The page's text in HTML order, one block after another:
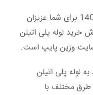
یکی دیگر از روش هایی که در سال 1401 برای شما عزیزان
خرید لوله پلی اتیلن
وزین پایپ است.
لوله پلی اتیلن
طرق مختلف با